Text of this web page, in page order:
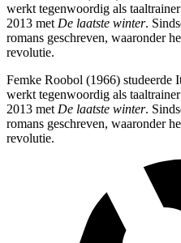
werkt tegenwoordig als
2013 met De laatste winter.
romans geschreven, waaronder
revolutie.
Femke Roobol (1966) studeerde
werkt tegenwoordig als
2013 met De laatste winter.
romans geschreven, waaronder
revolutie.